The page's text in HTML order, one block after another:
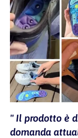
" Il prodotto è
domanda